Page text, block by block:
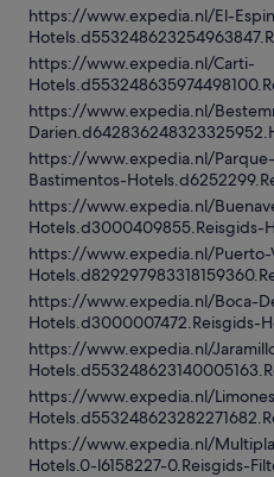
https://www.expedia.nl/El-
https://www.expedia.nl/Carti-
https://www.expedia.nl/
https://www.expedia.nl/
Bastimentos-
https://www.expedia.nl/
Hotels.d3000409855.Reisgids-
https://www.expedia.nl/Puerto-
https://www.expedia.nl/Boca-
Hotels.d3000007472.Reisgids-
https://www.expedia.nl/
https://www.expedia.nl/
https://www.expedia.nl/
Hotels.0-l6158227-0.Reisgids-